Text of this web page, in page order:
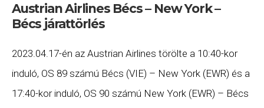
Austrian Airlines Bécs – New York –
Bécs járattörlés
2023.04.17-én az Austrian Airlines törölte a 10:40-kor
induló, OS 89 számú Bécs (VIE) – New York (EWR) és a
17:40-kor induló, OS 90 számú New York (EWR) – Bécs